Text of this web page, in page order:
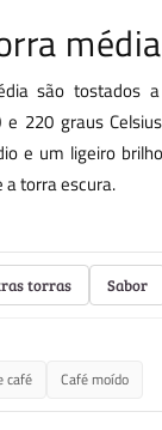
são tostados
220 graus
e um ligeiro
a torra escura.
torras Sabor
café Café moído